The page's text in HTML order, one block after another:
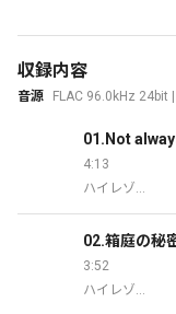
収録内容
音源 FLAC 96.0kHz 24bit
01.Not
4:13
ハイレゾ
ue~』OPテーマ
02.箱庭の秘
3:52
ハイレゾ